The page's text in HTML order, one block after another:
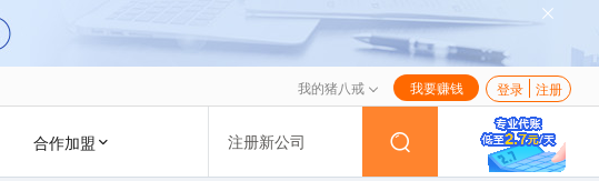
我的猪八戒 我要赚钱 登录 注册
合作加盟 注册新公司